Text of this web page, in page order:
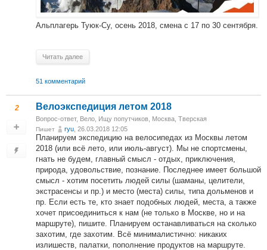
Альплагерь Туюк-Су, осень 2018, смена с 17 по 30 сентября.
Читать далее
51 комментарий
2 Велоэкспедиция летом 2018
Вопрос-ответ, Вело Ищу попутчиков Москва, Тверская
Пишет ryu , 26.03.2018 12:05
Планируем экспедицию на велосипедах из Москвы летом
2018 (или всё лето, или июль-август). Мы не спортсмены,
гнать не будем, главный смысл - отдых, приключения,
природа, удовольствие, познание. Последнее имеет большой
смысл - хотим посетить людей силы (шаманы, целители,
экстрасенсы и пр.) и место (места) силы, типа дольменов и
пр. Если есть те, кто знает подобных людей, места, а также
хочет присоединиться к нам (не только в Москве, но и на
маршруте), пишите. Планируем останавливаться на сколько
захотим, где захотим. Всё минималистично: никаких
излишеств, палатки, пополнение продуктов на маршруте.